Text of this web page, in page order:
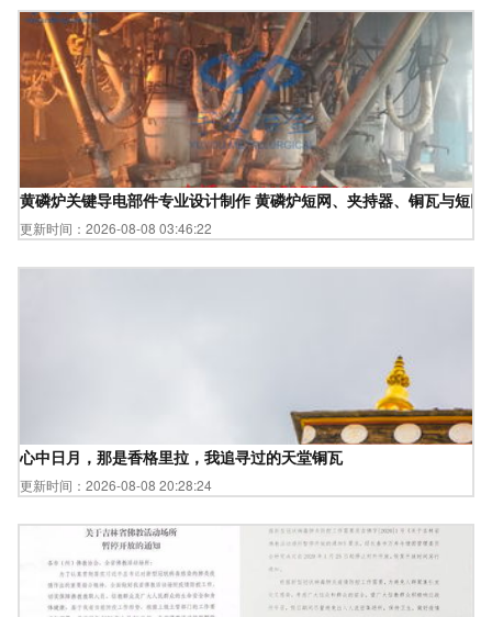
黄磷炉关键导电部件专业设计制作 黄磷炉短网、夹持器、铜瓦与短网
更新时间：2026-08-08 03:46:22
心中日月，那是香格里拉，我追寻过的天堂铜瓦
更新时间：2026-08-08 20:28:24